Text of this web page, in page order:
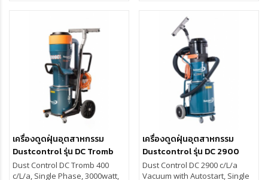
pump is well suited for heavy
cleaning and material
transport. The turbo motor
generates more vacuum when
the resistance increases.
Get rid of large quantites of
The DC Storm 500 has a three-
phase direct driven turbo
pump that is suitable for
continuous operation and
heavy material transport,
source extraction and
cleaning. Several
asbestos* removal
- Dust free removal of the
plastic sack (intellibag®)
- Accessories for many
different tasks
- Holder for accessories and
plastic sacks
In accordance with
class H andEN 1822-
HEPA H13
เครื่องดูดฝุ่นอุตสาหกรรม
Dustcontrol รุ่น DC Tromb
400 c/L/a
Dust Control DC Tromb 400
c/L/a, Single Phase, 3000watt,
เครื่องดูดฝุ่นอุตสาหกรรม
Dustcontrol รุ่น DC 2900
c/L/a
Dust Control DC 2900 c/L/a
Vacuum with Autostart, Single